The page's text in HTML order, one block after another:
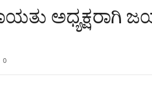
ಅಧ್ಯಕ್ಷರಾಗಿ
0